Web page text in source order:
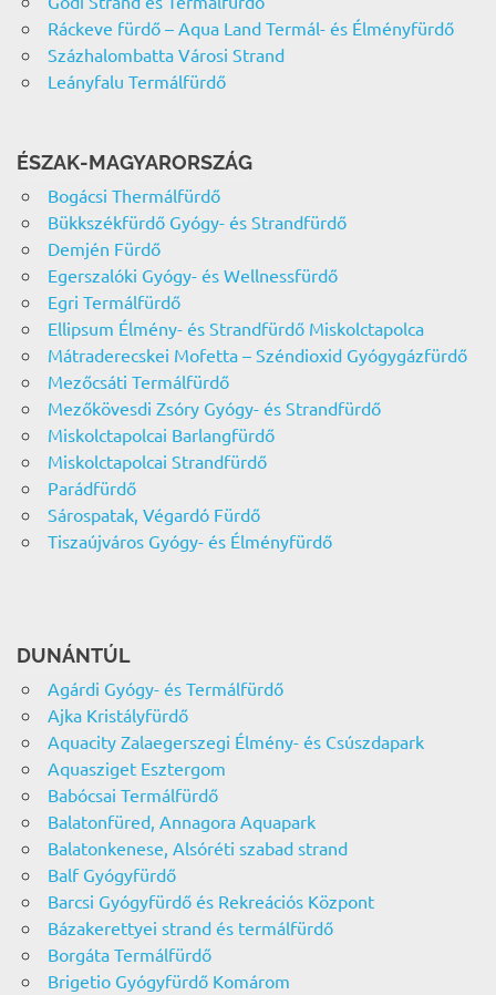
Ráckeve fürdő – Aqua Land Termál- és Élményfürdő
Százhalombatta Városi Strand
Leányfalu Termálfürdő
ÉSZAK-MAGYARORSZÁG
Bogácsi Thermálfürdő
Bükkszékfürdő Gyógy- és Strandfürdő
Demjén Fürdő
Egerszalóki Gyógy- és Wellnessfürdő
Egri Termálfürdő
Ellipsum Élmény- és Strandfürdő Miskolctapolca
Mátraderecskei Mofetta – Széndioxid Gyógygázfürdő
Mezőcsáti Termálfürdő
Mezőkövesdi Zsóry Gyógy- és Strandfürdő
Miskolctapolcai Barlangfürdő
Miskolctapolcai Strandfürdő
Parádfürdő
Sárospatak, Végardó Fürdő
Tiszaújváros Gyógy- és Élményfürdő
DUNÁNTÚL
Agárdi Gyógy- és Termálfürdő
Ajka Kristályfürdő
Aquacity Zalaegerszegi Élmény- és Csúszdapark
Aquasziget Esztergom
Babócsai Termálfürdő
Balatonfüred, Annagora Aquapark
Balatonkenese, Alsóréti szabad strand
Balf Gyógyfürdő
Barcsi Gyógyfürdő és Rekreációs Központ
Bázakerettyei strand és termálfürdő
Borgáta Termálfürdő
Brigetio Gyógyfürdő Komárom